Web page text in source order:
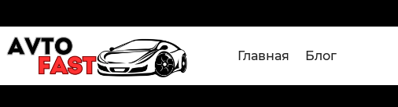
Главная Блог